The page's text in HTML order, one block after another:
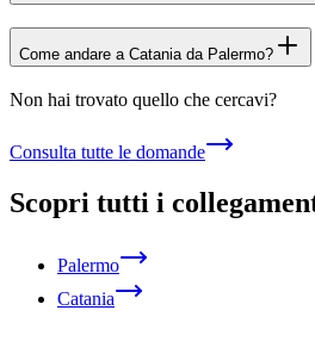
Come andare a Catania da Palermo?
Non hai trovato quello che cercavi?
Consulta tutte le domande
Scopri tutti i
Palermo
Catania